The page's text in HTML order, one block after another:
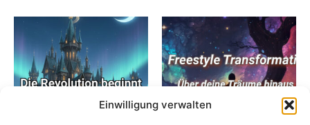
Einwilligung verwalten